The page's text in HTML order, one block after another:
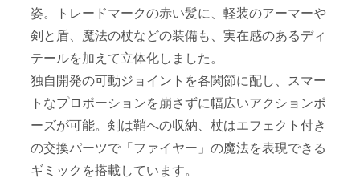
姿。トレードマークの赤い髪に、軽装のアーマーや
剣と盾、魔法の杖などの装備も、実在感のあるディ
テールを加えて立体化しました。
独自開発の可動ジョイントを各関節に配し、スマー
トなプロポーションを崩さずに幅広いアクションポ
ーズが可能。剣は鞘への収納、杖はエフェクト付き
の交換パーツで「ファイヤー」の魔法を表現できる
ギミックを搭載しています。